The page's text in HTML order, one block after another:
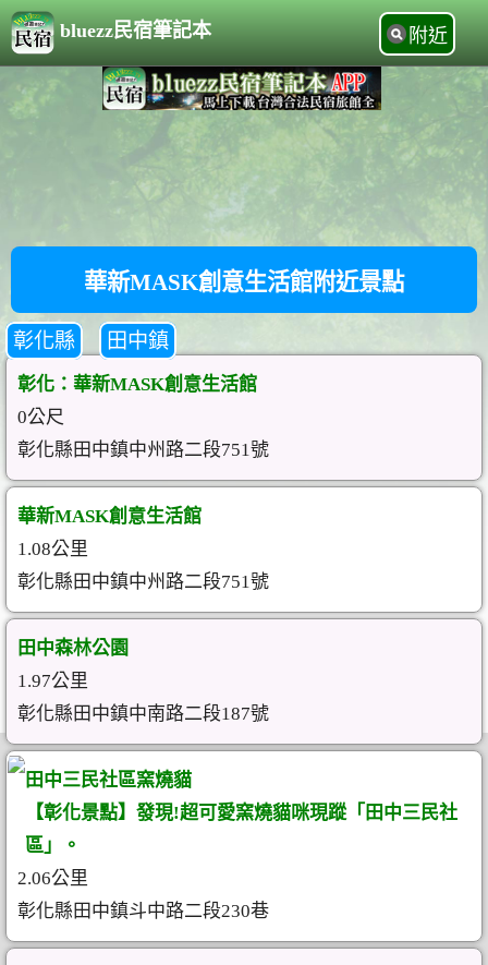
bluezz民宿筆記本 附近
華新MASK創意生活館附近景點
彰化縣 田中鎮
彰化：華新MASK創意生活館
0公尺
彰化縣田中鎮中州路二段751號
華新MASK創意生活館
1.08公里
彰化縣田中鎮中州路二段751號
田中森林公園
1.97公里
彰化縣田中鎮中南路二段187號
田中三民社區窯燒貓
【彰化景點】發現!超可愛窯燒貓咪現蹤「田中三民社
區」。
2.06公里
彰化縣田中鎮斗中路二段230巷